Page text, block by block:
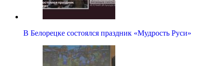
В Белорецке состоялся праздник «Мудрость Руси»